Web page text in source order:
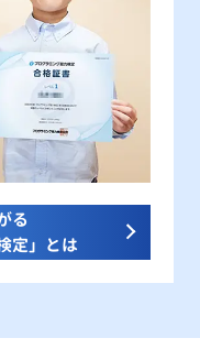
る
定」とは